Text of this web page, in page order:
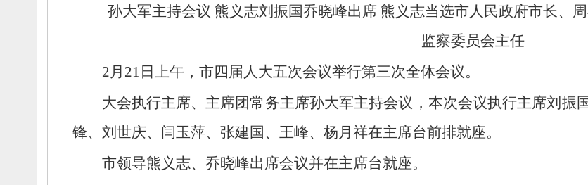
孙大军主持会议 熊义志刘振国乔晓峰出席 熊义志当选市人民政府市长、
监察委员会主任
2月21日上午， 市四届人大五次会议举行第三次全体会议。
大会执行主席、 主席团常务主席孙大军主持会议， 本次会议执行主席刘振国
锋、 刘世庆、 闫玉萍、 张建国、 王峰、 杨月祥在主席台前排就座。
市领导熊义志、 乔晓峰出席会议并在主席台就座。